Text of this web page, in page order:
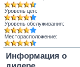
Уровень цен:
Уровень обслуживания:
Месторасположение:
Информация о